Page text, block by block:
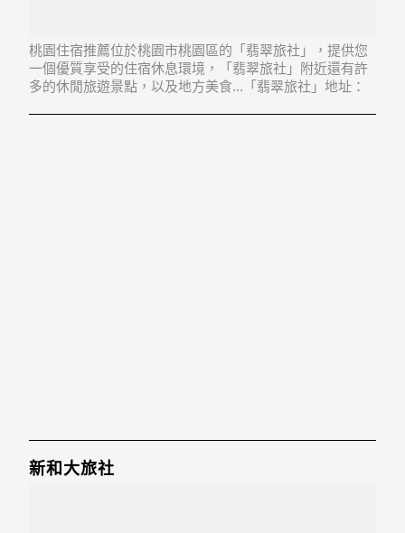
桃園住宿推薦位於桃園市桃園區的「翡翠旅社」，提供您
一個優質享受的住宿休息環境，「翡翠旅社」附近還有許
多的休閒旅遊景點，以及地方美食...「翡翠旅社」地址：
新和大旅社